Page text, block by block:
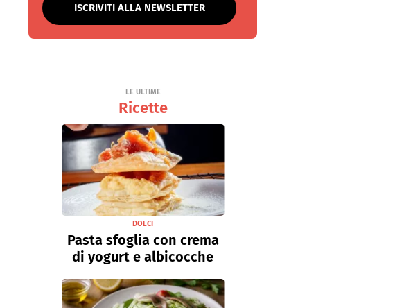
ISCRIVITI ALLA NEWSLETTER
LE ULTIME
Ricette
DOLCI
Pasta sfoglia con crema
di yogurt e albicocche